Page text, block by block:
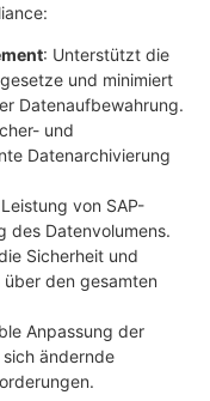
: Unterstützt die
und minimiert
Datenaufbewahrung.
und
Datenarchivierung
von SAP-
des Datenvolumens.
Sicherheit und
den gesamten
Anpassung der
ändernde